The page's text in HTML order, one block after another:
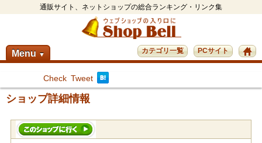
通販サイト、ネットショップの総合ランキング・リンク集
Menu ▼ PCサイト
カテゴリ一覧
Check Tweet
ショップ詳細情報